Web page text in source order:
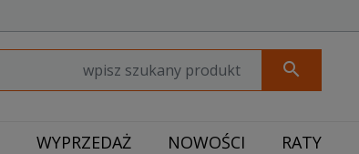
search
WYPRZEDAŻ NOWOŚCI RATY